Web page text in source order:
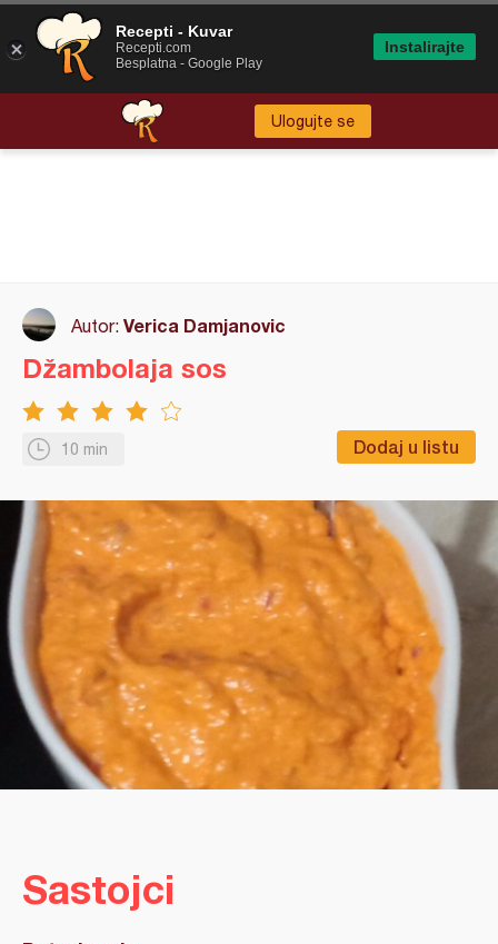
Ulogujte se
Autor: Verica Damjanovic
10 min Dodaj u listu
Džambolaja sos
Sastojci
Recepti - Kuvar
Recepti.com
Besplatna - Google Play
Instalirajte